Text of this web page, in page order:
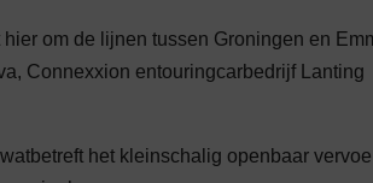
om de lijnen tussen Groningen en
Connexxion entouringcarbedrijf Lanting
het kleinschalig openbaar